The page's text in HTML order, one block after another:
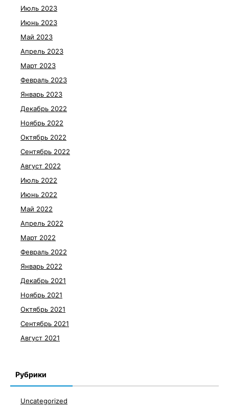
Июль 2023
Июнь 2023
Май 2023
Апрель 2023
Март 2023
Февраль 2023
Январь 2023
Декабрь 2022
Ноябрь 2022
Октябрь 2022
Сентябрь 2022
Август 2022
Июль 2022
Июнь 2022
Май 2022
Апрель 2022
Март 2022
Февраль 2022
Январь 2022
Декабрь 2021
Ноябрь 2021
Октябрь 2021
Сентябрь 2021
Август 2021
Рубрики
Uncategorized